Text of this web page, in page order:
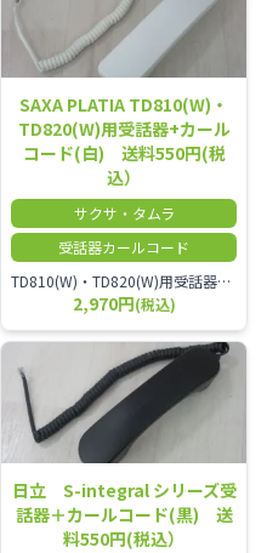
SAXA PLATIA TD810(W)・
TD820(W)用受話器+カール
コード(白) 送料550円(税
込）
サクサ・タムラ
受話器カールコード
TD810(W)・TD820(W)用受話器＋カールコード セット／本商品は中古品となります。 写真では分かりにくいキズ・汚れなどの使用感があります。 予めご理解・ご了承頂きますようお願いいたします。
2,970円(税込)
日立 S-integral シリーズ受
話器＋カールコード(黒) 送
料550円(税込）